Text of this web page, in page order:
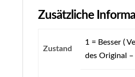
Zusätzliche
Zustand
1 = Besser (
des Original –